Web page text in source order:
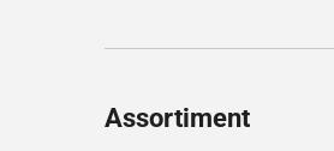
Assortiment